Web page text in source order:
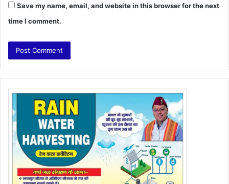
Save my name, email, and website in this browser for the next
time I comment.